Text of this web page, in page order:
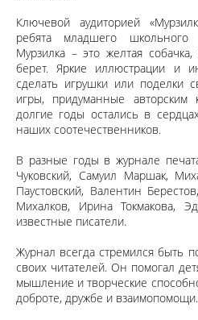
Ключевой аудиторией
ребята младшего школьного
Мурзилка – это желтая
берет. Яркие иллюстрации и
сделать игрушки или поделки
игры, придуманные авторским
долгие годы остались в
наших соотечественников.
В разные годы в журнале
Чуковский, Cамуил Маршак,
Паустовский, Валентин
Михалков, Ирина Токмакова,
известные писатели.
Журнал всегда стремился быть
своих читателей. Он помогал
мышление и творческие
доброте, дружбе и взаимопомощи.